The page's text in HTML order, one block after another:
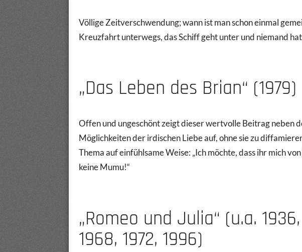
Völlige Zeitverschwendung; wann ist man schon einmal
Kreuzfahrt unterwegs, das Schiff geht unter und niemand
„Das Leben des Brian“ (1979)
Offen und ungeschönt zeigt dieser wertvolle Beitrag neben
Möglichkeiten der irdischen Liebe auf, ohne sie zu
Thema auf einfühlsame Weise: „Ich möchte, dass ihr mich
keine Mumu!“
„Romeo und Julia“ (u.a.
1968, 1972, 1996)